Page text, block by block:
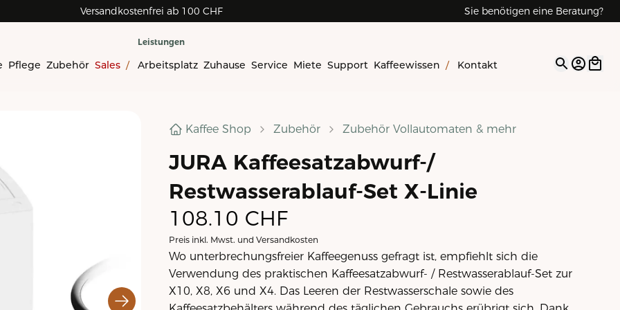
Versandkostenfrei ab 100 CHF Sie benötigen eine Beratung?
Pflege Zubehör Sales /
Leistungen
Arbeitsplatz Zuhause Service Miete Support Kaffeewissen / Kontakt Open
Kaffee Shop Zubehör Zubehör Vollautomaten & mehr
JURA Kaffeesatzabwurf-/
Restwasserablauf-Set X-Linie
108.10 CHF
Preis inkl. Mwst. und Versandkosten
Wo unterbrechungsfreier Kaffeegenuss gefragt ist, empfiehlt sich die
Verwendung des praktischen Kaffeesatzabwurf- / Restwasserablauf-Set zur
X10, X8, X6 und X4. Das Leeren der Restwasserschale sowie des